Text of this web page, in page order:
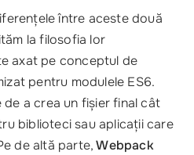
între aceste două
la filosofia lor
axat pe conceptul de
pentru modulele ES6.
a crea un fișier final cât
biblioteci sau aplicații care
de altă parte,Webpack